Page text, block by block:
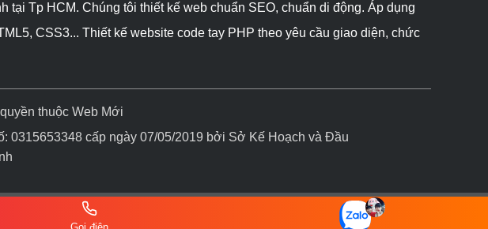
Tp HCM. Chúng tôi thiết kế web chuẩn SEO, chuẩn di động. Áp dụng
CSS3... Thiết kế website code tay PHP theo yêu cầu giao diện, chức
thuộc Web Mới
0315653348 cấp ngày 07/05/2019 bởi Sở Kế Hoạch và Đầu